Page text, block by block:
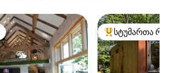
სტუმართა
სტუმართა